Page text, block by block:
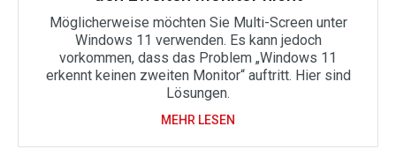
Möglicherweise möchten Sie Multi-Screen unter
Windows 11 verwenden. Es kann jedoch
vorkommen, dass das Problem „Windows 11
erkennt keinen zweiten Monitor“ auftritt. Hier sind
Lösungen.
MEHR LESEN